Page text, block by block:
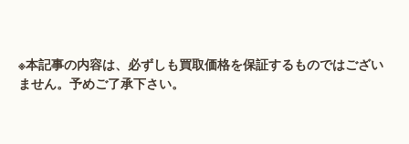
※本記事の内容は、必ずしも買取価格を保証するものではござい
ません。予めご了承下さい。